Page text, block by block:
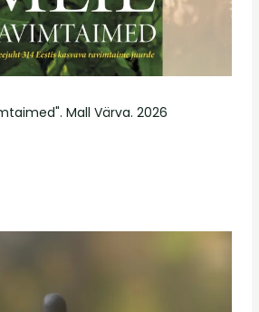
Mall Värva. 2026